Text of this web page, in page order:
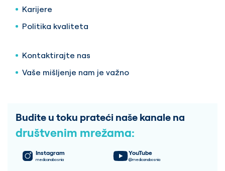
Karijere
Politika kvaliteta
Kontaktirajte nas
Vaše mišljenje nam je važno
Budite u toku prateći naše kanale na
društvenim mrežama:
Instagram
medicanabosnia
YouTube
@medicanabosnia